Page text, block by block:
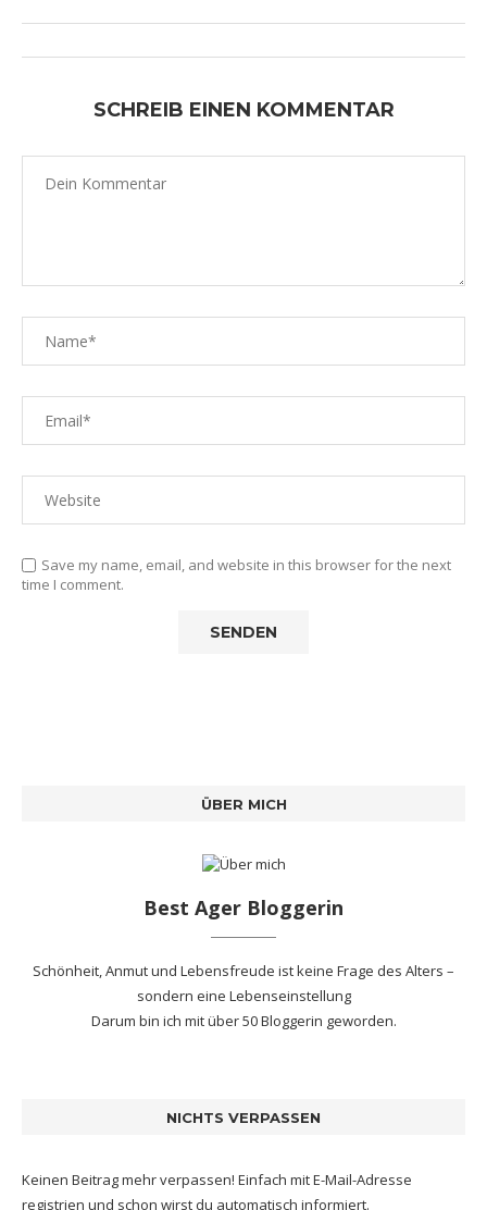
SCHREIB EINEN KOMMENTAR
Save my name, email, and website in this browser for the next
time I comment.
ÜBER MICH
Best Ager Bloggerin
Schönheit, Anmut und Lebensfreude ist keine Frage des Alters –
sondern eine Lebenseinstellung
Darum bin ich mitüber 50 Bloggerin geworden.
NICHTS VERPASSEN
Keinen Beitrag mehr verpassen! Einfach mit E-Mail-Adresse
registrien und schon wirst du automatisch informiert.